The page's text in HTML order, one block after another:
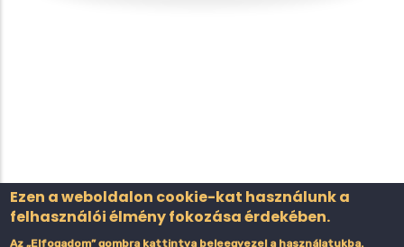
Ezen a weboldalon cookie-kat használunk a
felhasználói élmény fokozása érdekében.
Az „Elfogadom” gombra kattintva beleegyezel a használatukba.